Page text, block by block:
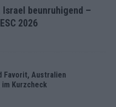
Israel beunruhigend –
2026
Favorit, Australien
Kurzcheck